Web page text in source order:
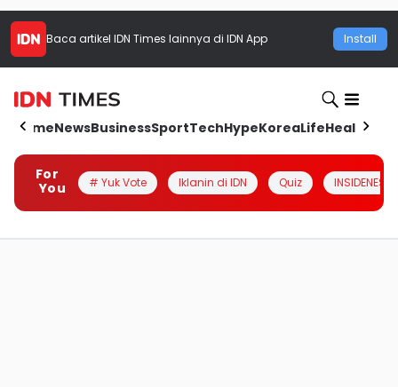
Baca artikel IDN Times lainnya di IDN App Install
HomeNewsBusinessSportTechHypeKoreaLifeHealth
For
You
# Yuk Vote Iklanin di IDN Quiz INSIDENESIA